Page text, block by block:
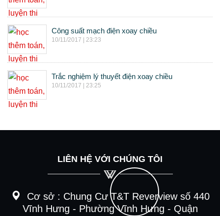
Công suất mạch điện xoay chiều
10/11/2017 | 23:23
Trắc nghiệm lý thuyết điện xoay chiều
10/11/2017 | 23:25
LIÊN HỆ VỚI CHÚNG TÔI
Cơ sở : Chung Cư T&T Reverview số 440
Vĩnh Hưng - Phường Vĩnh Hưng - Quận